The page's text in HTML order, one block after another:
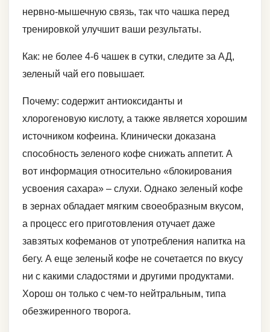
нервно-мышечную связь, так что чашка перед
тренировкой улучшит ваши результаты.
Как: не более 4-6 чашек в сутки, следите за АД,
зеленый чай его повышает.
Почему: содержит антиоксиданты и
хлорогеновую кислоту, а также является хорошим
источником кофеина. Клинически доказана
способность зеленого кофе снижать аппетит. А
вот информация относительно «блокирования
усвоения сахара» – слухи. Однако зеленый кофе
в зернах обладает мягким своеобразным вкусом,
а процесс его приготовления отучает даже
завзятых кофеманов от употребления напитка на
бегу. А еще зеленый кофе не сочетается по вкусу
ни с какими сладостями и другими продуктами.
Хорош он только с чем-то нейтральным, типа
обезжиренного творога.